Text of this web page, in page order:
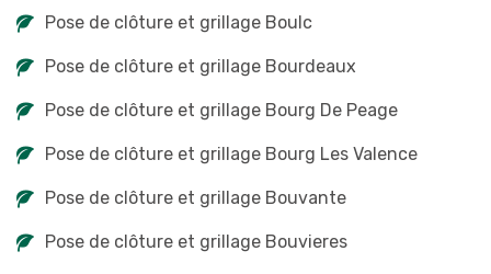
Pose de clôture et grillage Boulc
Pose de clôture et grillage Bourdeaux
Pose de clôture et grillage Bourg De Peage
Pose de clôture et grillage Bourg Les Valence
Pose de clôture et grillage Bouvante
Pose de clôture et grillage Bouvieres